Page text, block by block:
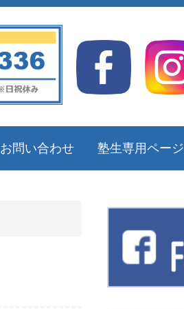
お問い合わせ 塾生専用ページ